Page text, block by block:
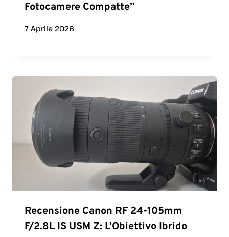
Fotocamere Compatte”
7 Aprile 2026
Recensione Canon RF 24-105mm
F/2.8L IS USM Z: L’Obiettivo Ibrido